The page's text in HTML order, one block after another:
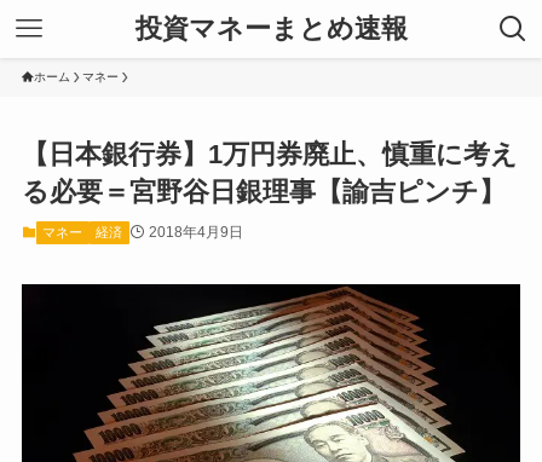
投資マネーまとめ速報
ホーム マネー
【日本銀行券】1万円券廃止、慎重に考え
る必要＝宮野谷日銀理事【諭吉ピンチ】
マネー 経済 2018年4月9日